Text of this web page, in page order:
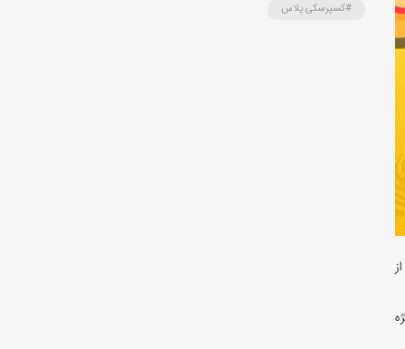
#کسپرسکی پلاس